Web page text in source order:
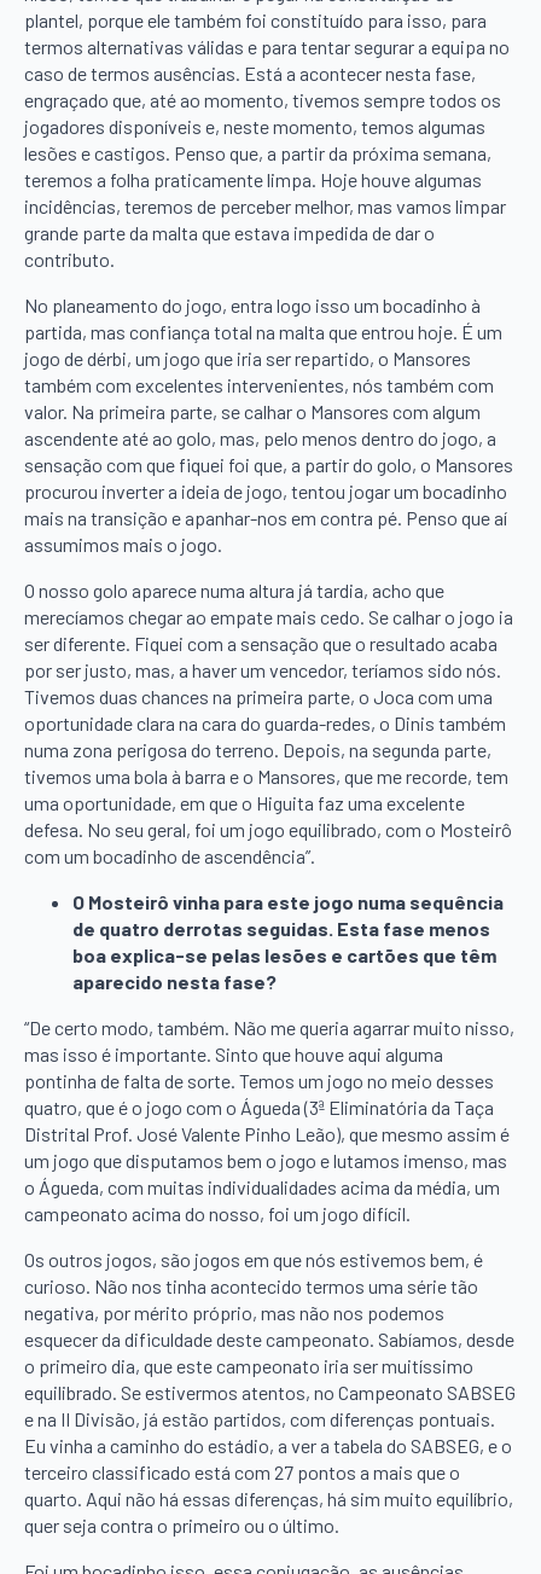
plantel, porque ele também foi constituído para isso, para
termos alternativas válidas e para tentar segurar a equipa no
caso de termos ausências. Está a acontecer nesta fase,
engraçado que, até ao momento, tivemos sempre todos os
jogadores disponíveis e, neste momento, temos algumas
lesões e castigos. Penso que, a partir da próxima semana,
teremos a folha praticamente limpa. Hoje houve algumas
incidências, teremos de perceber melhor, mas vamos limpar
grande parte da malta que estava impedida de dar o
contributo.
No planeamento do jogo, entra logo isso um bocadinho à
partida, mas confiança total na malta que entrou hoje. É um
jogo de dérbi, um jogo que iria ser repartido, o Mansores
também com excelentes intervenientes, nós também com
valor. Na primeira parte, se calhar o Mansores com algum
ascendente até ao golo, mas, pelo menos dentro do jogo, a
sensação com que fiquei foi que, a partir do golo, o Mansores
procurou inverter a ideia de jogo, tentou jogar um bocadinho
mais na transição e apanhar-nos em contra pé. Penso que aí
assumimos mais o jogo.
O nosso golo aparece numa altura já tardia, acho que
merecíamos chegar ao empate mais cedo. Se calhar o jogo ia
ser diferente. Fiquei com a sensação que o resultado acaba
por ser justo, mas, a haver um vencedor, teríamos sido nós.
Tivemos duas chances na primeira parte, o Joca com uma
oportunidade clara na cara do guarda-redes, o Dinis também
numa zona perigosa do terreno. Depois, na segunda parte,
tivemos uma bola à barra e o Mansores, que me recorde, tem
uma oportunidade, em que o Higuita faz uma excelente
defesa. No seu geral, foi um jogo equilibrado, com o Mosteirô
com um bocadinho de ascendência”.
O Mosteirô vinha para este jogo numa sequência
de quatro derrotas seguidas. Esta fase menos
boa explica-se pelas lesões e cartões que têm
aparecido nesta fase?
“De certo modo, também. Não me queria agarrar muito nisso,
mas isso é importante. Sinto que houve aqui alguma
pontinha de falta de sorte. Temos um jogo no meio desses
quatro, que é o jogo com o Águeda (3ª Eliminatória da Taça
Distrital Prof. José Valente Pinho Leão), que mesmo assim é
um jogo que disputamos bem o jogo e lutamos imenso, mas
o Águeda, com muitas individualidades acima da média, um
campeonato acima do nosso, foi um jogo difícil.
Os outros jogos, são jogos em que nós estivemos bem, é
curioso. Não nos tinha acontecido termos uma série tão
negativa, por mérito próprio, mas não nos podemos
esquecer da dificuldade deste campeonato. Sabíamos, desde
o primeiro dia, que este campeonato iria ser muitíssimo
equilibrado. Se estivermos atentos, no Campeonato SABSEG
e na II Divisão, já estão partidos, com diferenças pontuais.
Eu vinha a caminho do estádio, a ver a tabela do SABSEG, e o
terceiro classificado está com 27 pontos a mais que o
quarto. Aqui não há essas diferenças, há sim muito equilíbrio,
quer seja contra o primeiro ou o último.